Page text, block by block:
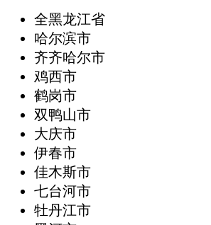
全黑龙江省
哈尔滨市
齐齐哈尔市
鸡西市
鹤岗市
双鸭山市
大庆市
伊春市
佳木斯市
七台河市
牡丹江市